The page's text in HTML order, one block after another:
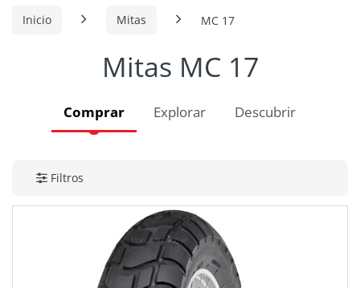
Inicio Mitas MC 17
Mitas MC 17
Comprar Explorar Descubrir
Filtros